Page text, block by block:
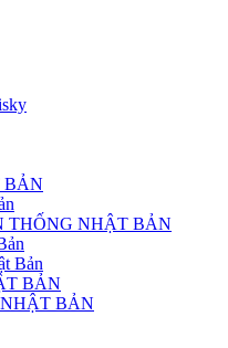
BẢN
THỐNG NHẬT BẢN
Bản
BẢN
BẢN